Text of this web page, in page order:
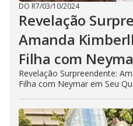
DO R7/03/10/2024
Revelação
Amanda
Filha com
Revelação Surpreendente:
Filha com Neymar em Seu